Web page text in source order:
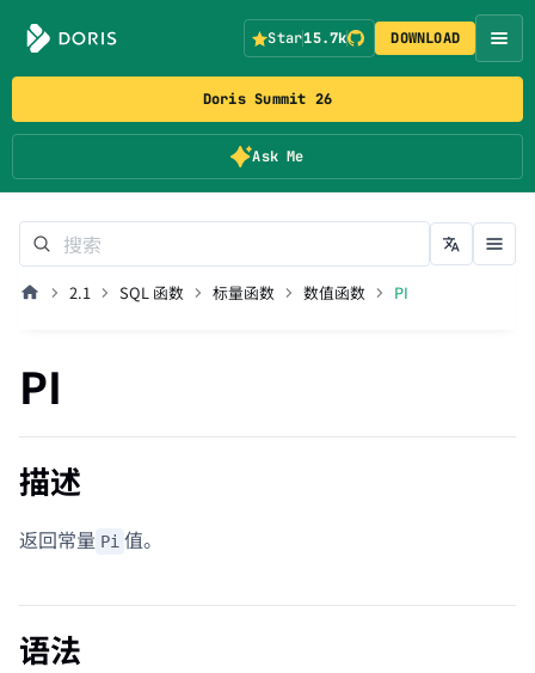
Doris Summit 26
Ask Me
Star15.7k DOWNLOAD
2.1 SQL 函数 标量函数 数值函数 PI
PI
描述
返回常量 Pi 值。
语法